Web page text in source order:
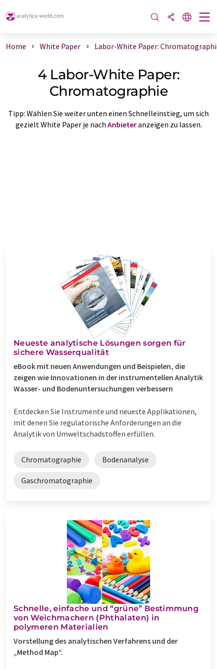
Home White Paper Labor-White Paper:
4 Labor-White Paper:
Chromatographie
Tipp: Wählen Sie weiter unten einen Schnelleinstieg, um sich
gezielt White Paper je nach Anbieteranzeigen zu lassen.
Neueste analytische Lösungen sorgen für
sichere Wasserqualität
eBook mit neuen Anwendungen und Beispielen, die
zeigen wie Innovationen in der instrumentellen Analytik
Wasser- und Bodenuntersuchungen verbessern
Entdecken Sie Instrumente und neueste Applikationen,
mit denen Sie regulatorische Anforderungen an die
Analytik von Umweltschadstoffen erfüllen.
Chromatographie Bodenanalyse
Gaschromatographie
Schnelle, einfache und “grüne” Bestimmung
von Weichmachern (Phthalaten) in
polymeren Materialien
Vorstellung des analytischen Verfahrens und der
„Method Map“.